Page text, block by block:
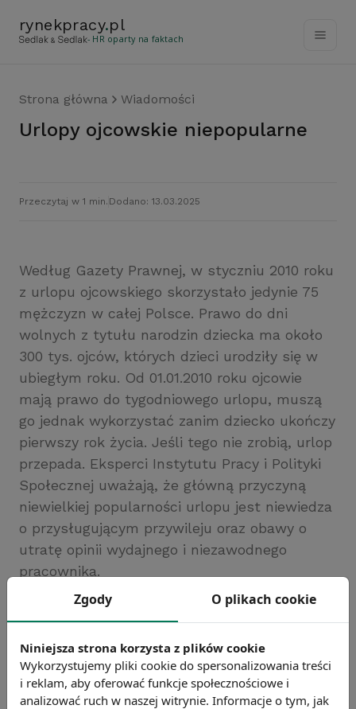
rynekpracy.pl
- HR oparty na faktach
Strona główna Wiadomości
Urlopy ojcowskie niepopularne
Przeczytaj w 1 min. Dodano: 13.03.2025
Według Gazety Prawnej, w styczniu 2010 roku
z urlopu ojcowskiego skorzystało jedynie 75
mężczyzn w całej Polsce. Prawo do dni
wolnych z tytułu narodzin dziecka ma około
300 tys. ojców, których dzieci urodziły się w
ubiegłym roku. Od 01.01.2010 roku ojcowie
mają prawo do tygodniowego urlopu, muszą
go jednak wykorzystać zanim dziecko ukończy
pierwszy rok życia. Jeśli tego nie zrobią, urlop
przepada. Eksperci Instytutu Pracy i Polityki
Społecznej uważają, że główną przyczyną
niewielkiej popularności urlopu jest niewiedza
o przysługującym przywileju oraz obawy o
utratę opinii wydajnego i niezawodnego
pracownika.
Źródło: gazetaprawna.pl
Chcesz wiedzieć więcej?
Zgody O plikach cookie
Niniejsza strona korzysta z plików cookie
Wykorzystujemy pliki cookie do spersonalizowania treści
i reklam, aby oferować funkcje społecznościowe i
analizować ruch w naszej witrynie. Informacje o tym, jak